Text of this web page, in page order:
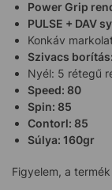
Power Grip
PULSE + DAV
Konkáv
Szivacs
Nyél: 5 rétegű
Speed: 80
Spin: 85
Contorl: 85
Súlya: 160gr
Figyelem, a